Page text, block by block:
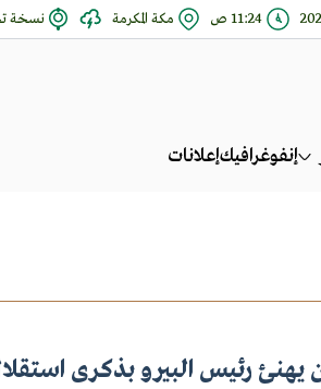
11:24 ص مكة المكرمة نسخة
إنفوغرافيكإعلانات
رئيس البيرو بذكرى